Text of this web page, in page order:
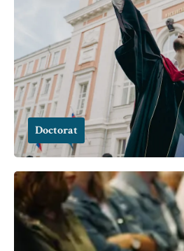
Doctorat